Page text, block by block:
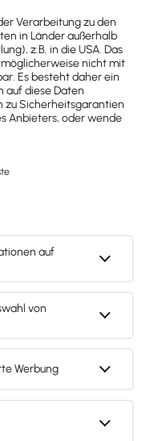
den
für